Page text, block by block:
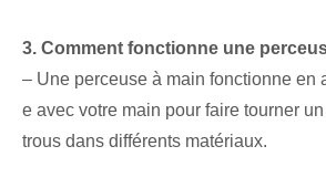
3. ⁢Comment fonctionne une
– Une perceuse à main fonctionne en
e avec votre main pour faire tourner
trous dans différents matériaux.